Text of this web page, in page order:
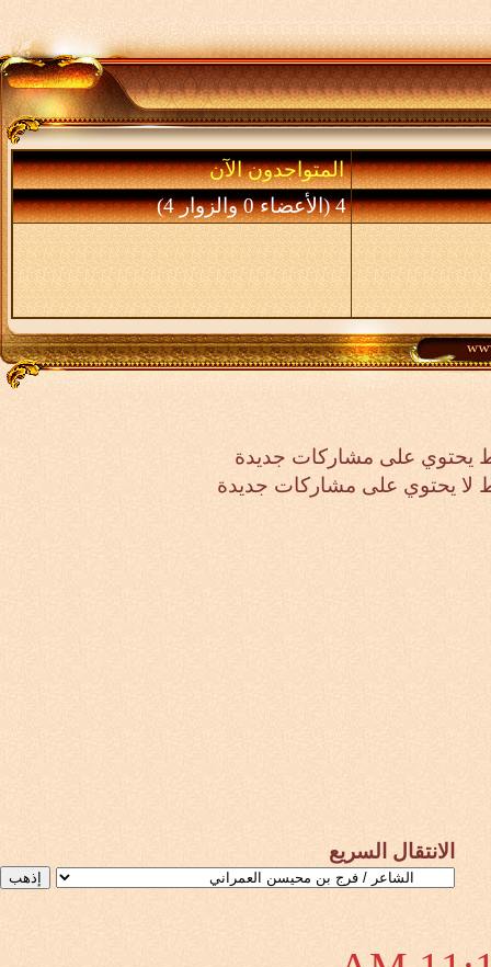
المتواجدون الآن
4 (الأعضاء 0 والزوار 4)
يحتوي على مشاركات جديدة
يحتوي على مشاركات جديدة
الانتقال السريع